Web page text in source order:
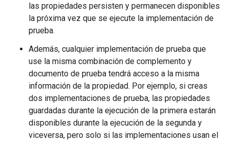
las propiedades persisten y permanecen disponibles
la próxima vez que se ejecute la implementación de
prueba.
Además, cualquier implementación de prueba que
use la misma combinación de complemento y
documento de prueba tendrá acceso a la misma
información de la propiedad. Por ejemplo, si creas
dos implementaciones de prueba, las propiedades
guardadas durante la ejecución de la primera estarán
disponibles durante la ejecución de la segunda y
viceversa, pero solo si las implementaciones usan el